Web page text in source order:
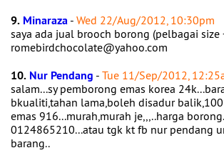
9. Minaraza - Wed 22/Aug/2012, 10:30pm
saya ada jual brooch borong (pelbagai size
romebirdchocolate@yahoo.com
10. Nur Pendang - Tue 11/Sep/2012,
salam...sy pemborong emas korea
bkualiti,tahan lama,boleh disadur
emas 916...murah,murah je,,,..harga
0124865210...atau tgk kt fb nur pendang
barang..